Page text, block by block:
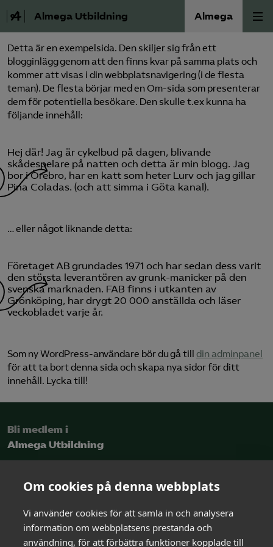
Om cookies på denna webbplats
Vi använder cookies för att samla in och analysera
information om webbplatsens prestanda och
användning, för att förbättra funktioner kopplade till
Almega Utbildning Almega
Press
Våra frågor
Förbundets råd
Medlem
Bli medlem
Logga in på Arbetsgivarguiden
Detta är en exempelsida. Den skiljer sig från ett
blogginlägg genom att den finns kvar på samma plats och
kommer att visas i din webbplatsnavigering (i de flesta
teman). De flesta börjar med en Om-sida som presenterar
dem för potentiella besökare. Den skulle t.ex kunna ha
följande innehåll:
Hej där! Jag är cykelbud på dagen, blivande
skådespelare på natten och detta är min blogg. Jag
bor i Örebro, har en katt som heter Lurv och jag gillar
Pina Coladas. (och att simma i Göta kanal).
… eller något liknande detta:
Företaget AB grundades 1971 och har sedan dess varit
den största leverantören av grunk-manicker på den
svenska marknaden. FAB finns i utkanten av
Grönköping, har drygt 20 000 anställda och läser
veckobladet varje år.
Som ny WordPress-användare bör du gå till din adminpanel
för att ta bort denna sida och skapa nya sidor för ditt
innehåll. Lycka till!
Bli medlem i
Almega Utbildning
Kontakt
och rådgivning